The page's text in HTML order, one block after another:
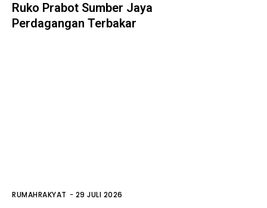
Ruko Prabot Sumber Jaya
Perdagangan Terbakar
RUMAHRAKYAT - 29 JULI 2026